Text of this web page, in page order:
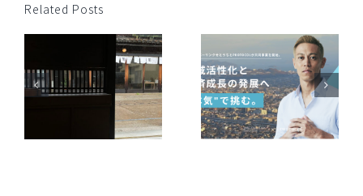
Related Posts
ディスカバーリンク
せとうちと
PROTOCOLが共同事
業を開始。 地域活性
化と経済成長の発展
JAL、広島空港、デ
ィスカバーリンクせ
とうちは新たな取り
組みにチャレンジし
ます ～「JALに乗っ
てBingo！備後デニ